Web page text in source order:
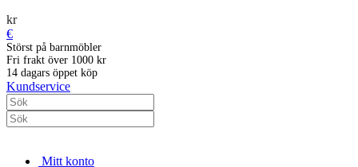
kr
€
Störst på barnmöbler
Fri frakt över 1000 kr
14 dagars öppet köp
Kundservice
Mitt konto